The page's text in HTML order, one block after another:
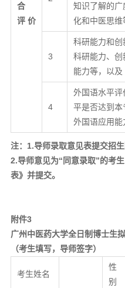
合
评 价
知识了解的
化和中医思维
3
科研能力和创
科研能力、
能力等，以及
4
外国语水平评
平是否达到本
外国语应用能
注： 1.导师录取意见表提交招生
2.导师意见为“同意录取”的考生
表》 并提交。
附件3
广州中医药大学全日制博士生拟
（考生填写，导师签字）
考生姓名
性
别